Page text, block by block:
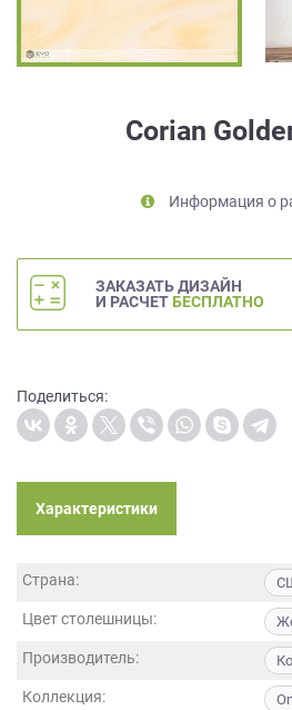
Corian
Информация о
ЗАКАЗАТЬ ДИЗАЙН
И РАСЧЕТ БЕСПЛАТНО
Поделиться:
Характеристики
Страна:
Цвет столешницы:
Производитель:
Коллекция:
обработку
персональных
метрическими
программами
условиях
Политики
персональных
данных.